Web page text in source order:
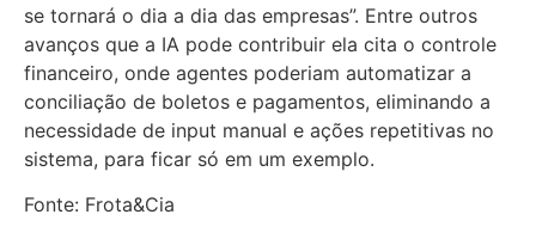
se tornará o dia a dia das empresas”. Entre outros
avanços que a IA pode contribuir ela cita o controle
financeiro, onde agentes poderiam automatizar a
conciliação de boletos e pagamentos, eliminando a
necessidade de input manual e ações repetitivas no
sistema, para ficar só em um exemplo.
Fonte: Frota&Cia